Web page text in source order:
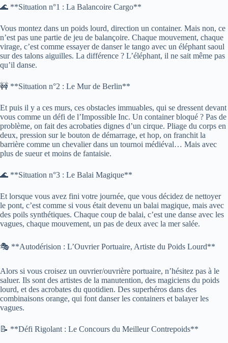
🌊 **Situation n°1 : La Balancoire Cargo**
Vous montez dans un poids lourd, direction un container. Mais non, ce
n’est pas une partie de jeu de balançoire. Chaque mouvement, chaque
virage, c’est comme essayer de danser le tango avec un éléphant saoul
sur des talons aiguilles. La différence ? L’éléphant, il ne sait même pas
qu’il danse.
🚧 **Situation n°2 : Le Mur de Berlin**
Et puis il y a ces murs, ces obstacles immuables, qui se dressent devant
vous comme un défi de l’Impossible Inc. Un container bloqué ? Pas de
problème, on fait des acrobaties dignes d’un cirque. Pliage du corps en
deux, pression sur le bouton de démarrage, et hop, on franchit la
barrière comme un chevalier dans un tournoi médiéval… Mais avec
plus de sueur et moins de fantaisie.
🌊 **Situation n°3 : Le Balai Magique**
Et lorsque vous avez fini votre journée, que vous décidez de nettoyer
le pont, c’est comme si vous était devenu un balai magique, mais avec
des poils synthétiques. Chaque coup de balai, c’est une danse avec les
vagues, chaque mouvement, un pas de deux avec la mer salée.
🎭 **Autodérision : L’Ouvrier Portuaire, Artiste du Poids Lourd**
Alors si vous croisez un ouvrier/ouvrière portuaire, n’hésitez pas à le
saluer. Ils sont des artistes de la manutention, des magiciens du poids
lourd, et des acrobates du quotidien. Des superhéros dans des
combinaisons orange, qui font danser les containers et balayer les
vagues.
📝 **Défi Rigolant : Le Concours du Meilleur Contrepoids**